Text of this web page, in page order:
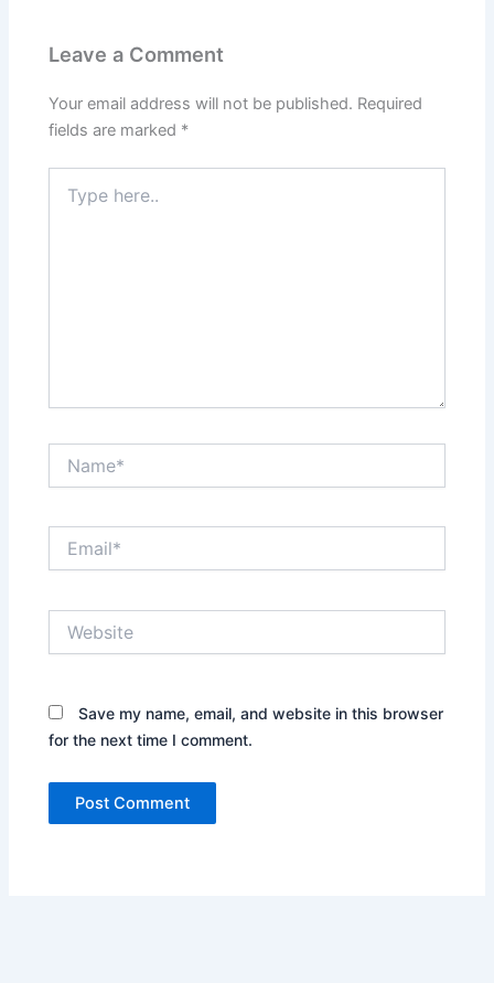
Leave a Comment
Your email address will not be published. Required
fields are marked *
here..
Save my name, email, and website in this browser
for the next time I comment.